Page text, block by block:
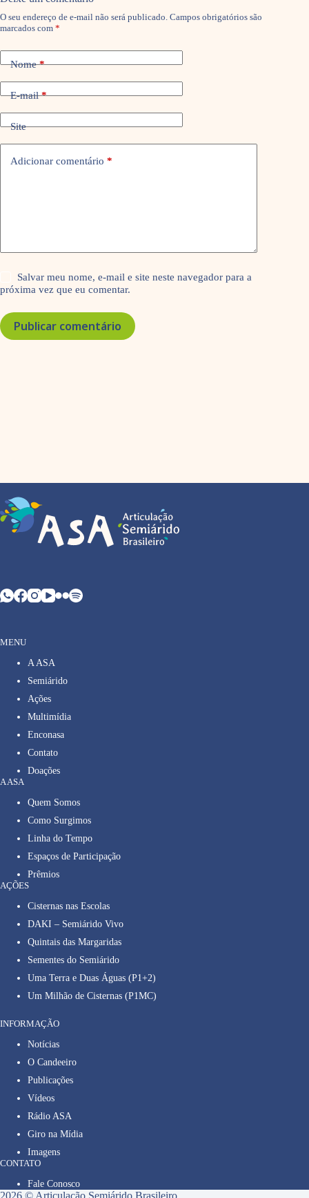
O seu endereço de e-mail não será publicado. Campos obrigatórios são
marcados com *
Nome*
E-mail*
Site
Adicionar comentário *
Salvar meu nome, e-mail e site neste navegador para a
próxima vez que eu comentar.
Publicar comentário
MENU
A ASA
Semiárido
Ações
Multimídia
Enconasa
Contato
Doações
A ASA
Quem Somos
Como Surgimos
Linha do Tempo
Espaços de Participação
Prêmios
AÇÕES
Cisternas nas Escolas
DAKI – Semiárido Vivo
Quintais das Margaridas
Sementes do Semiárido
Uma Terra e Duas Águas (P1+2)
Um Milhão de Cisternas (P1MC)
INFORMAÇÃO
Notícias
O Candeeiro
Publicações
Vídeos
Rádio ASA
Giro na Mídia
Imagens
CONTATO
Fale Conosco
2026 © Articulação Semiárido Brasileiro